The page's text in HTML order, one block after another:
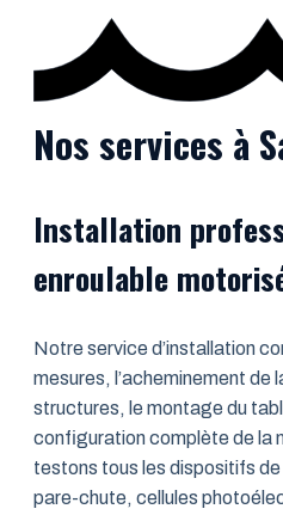
Nos services à
Installation
enroulable
Notre service d’installation
mesures, l’acheminement de
structures, le montage du
configuration complète de la
testons tous les dispositifs
pare-chute, cellules